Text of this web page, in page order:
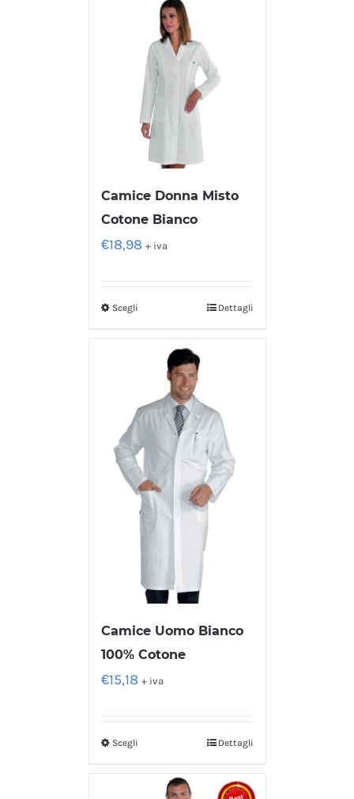
Camice Donna Misto
Cotone Bianco
€18,98 + iva
Scegli Dettagli
Camice Uomo Bianco
100% Cotone
€15,18 + iva
Scegli Dettagli